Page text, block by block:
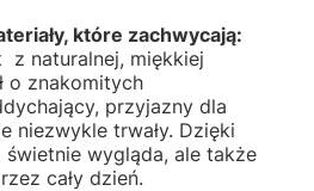
które zachwycają:
z naturalnej, miękkiej
o znakomitych
przyjazny dla
niezwykle trwały. Dzięki
wygląda, ale także
cały dzień.